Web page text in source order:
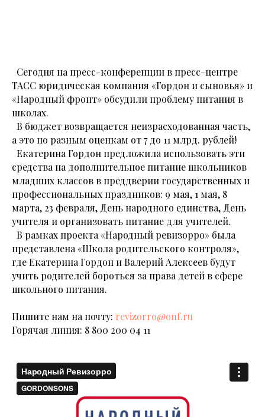
Сегодня на пресс-конференции в пресс-центре
ТАСС юридическая компания «Гордон и сыновья» и
«Народный фронт» обсудили проблему питания в
школах.
В бюджет возвращается неизрасходованная часть,
а это по разным оценкам от 7 до 11 млрд. рублей!
Екатерина Гордон предложила использовать эти
средства на дополнительное питание школьников
младших классов в преддверии государственных и
профессиональных праздников: 9 мая, 1 мая, 8
марта, 23 февраля, День народного единства, День
учителя и организовать питание для учителей.
В рамках проекта «Народный ревизорро» была
представлена «Школа родительского контроля»,
где Екатерина Гордон и Валерий Алексеев будут
учить родителей бороться за права детей в сфере
школьного питания.
Пишите нам на почту: revizorro@onf.ru
Горячая линия: 8 800 200 04 11